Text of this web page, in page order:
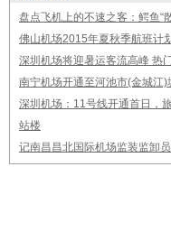
盘点飞机上的不速之客：鳄鱼“
佛山机场2015年夏秋季航班计
深圳机场将迎暑运客流高峰 热
南宁机场开通至河池市(金城江)
深圳机场：11号线开通首日，
站楼
记南昌昌北国际机场监装监卸